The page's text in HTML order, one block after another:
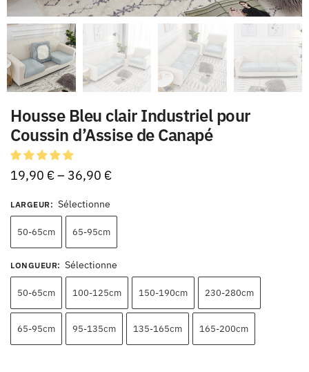
Housse Bleu clair Industriel pour
Coussin d’Assise de Canapé
19,90 €– 36,90 €
LARGEUR: Sélectionne
50-65cm 65-95cm
LONGUEUR: Sélectionne
50-65cm 100-125cm 150-190cm 230-280cm
65-95cm 95-135cm 135-165cm 165-200cm